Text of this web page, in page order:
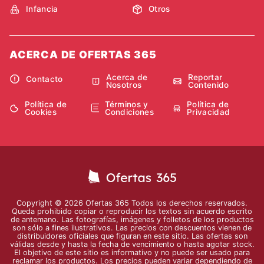
Infancia Otros
ACERCA DE OFERTAS 365
Contacto
Acerca de
Nosotros
Reportar
Contenido
Política de
Cookies
Términos y
Condiciones
Política de
Privacidad
Copyright © 2026 Ofertas 365 Todos los derechos reservados.
Queda prohibido copiar o reproducir los textos sin acuerdo escrito
de antemano. Las fotografías, imágenes y folletos de los productos
son sólo a fines ilustrativos. Las precios con descuentos vienen de
distribuidores oficiales que figuran en este sitio. Las ofertas son
válidas desde y hasta la fecha de vencimiento o hasta agotar stock.
El objetivo de este sitio es informativo y no puede ser usado para
reclamar los productos. Los precios pueden variar dependiendo de